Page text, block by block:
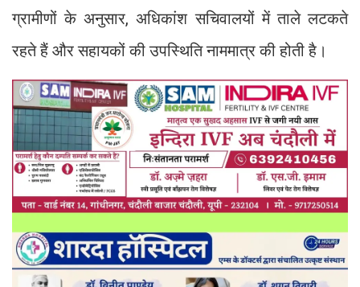
ग्रामीणों के अनुसार, अधिकांश सचिवालयों में ताले लटकते
रहते हैं और सहायकों की उपस्थिति नाममात्र की होती है।